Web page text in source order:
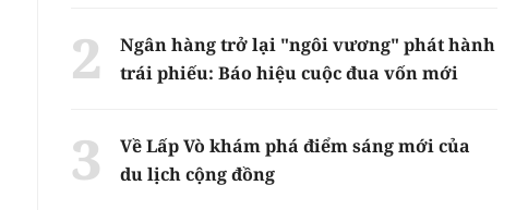
Ngân hàng trở lại "ngôi vương" phát hành
trái phiếu: Báo hiệu cuộc đua vốn mới
Về Lấp Vò khám phá điểm sáng mới của
du lịch cộng đồng